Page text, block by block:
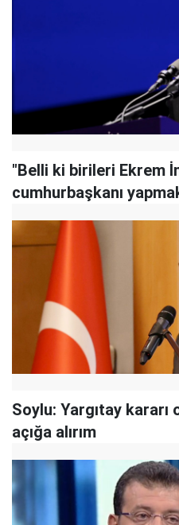
"Belli ki birileri Ekrem
cumhurbaşkanı
Soylu: Yargıtay
açığa alırım